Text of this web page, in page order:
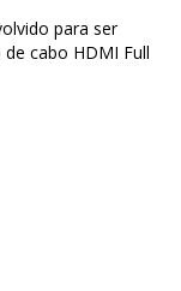
para ser
cabo HDMI Full